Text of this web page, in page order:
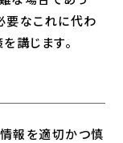
要なこれに代わ
講じます。
報を適切かつ慎